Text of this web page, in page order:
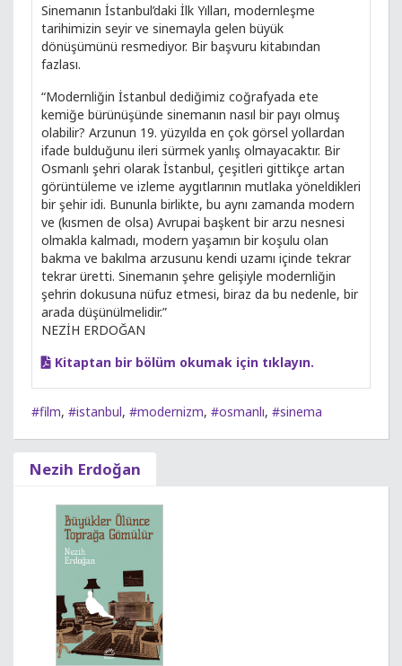
Sinemanın İstanbul’daki İlk Yılları, modernleşme
tarihimizin seyir ve sinemayla gelen büyük
dönüşümünü resmediyor. Bir başvuru kitabından
fazlası.
“Modernliğin İstanbul dediğimiz coğrafyada ete
kemiğe bürünüşünde sinemanın nasıl bir payı olmuş
olabilir? Arzunun 19. yüzyılda en çok görsel yollardan
ifade bulduğunu ileri sürmek yanlış olmayacaktır. Bir
Osmanlı şehri olarak İstanbul, çeşitleri gittikçe artan
görüntüleme ve izleme aygıtlarının mutlaka yöneldikleri
bir şehir idi. Bununla birlikte, bu aynı zamanda modern
ve (kısmen de olsa) Avrupai başkent bir arzu nesnesi
olmakla kalmadı, modern yaşamın bir koşulu olan
bakma ve bakılma arzusunu kendi uzamı içinde tekrar
tekrar üretti. Sinemanın şehre gelişiyle modernliğin
şehrin dokusuna nüfuz etmesi, biraz da bu nedenle, bir
arada düşünülmelidir.”
NEZİH ERDOĞAN
Kitaptan bir bölüm okumak için tıklayın.
#film, #istanbul, #modernizm, #osmanlı, #sinema
Nezih Erdoğan